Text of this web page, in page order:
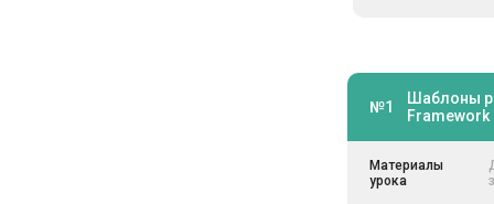
№1
Шаблоны
Framework
Материалы
урока